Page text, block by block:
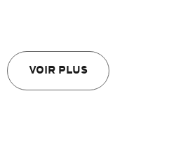
VOIR PLUS